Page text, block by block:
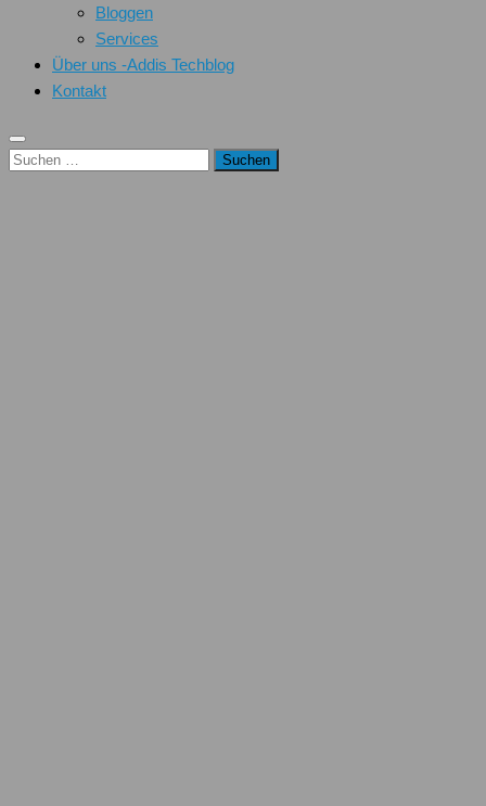
Bloggen
Services
Über uns -Addis Techblog
Kontakt
Suchen